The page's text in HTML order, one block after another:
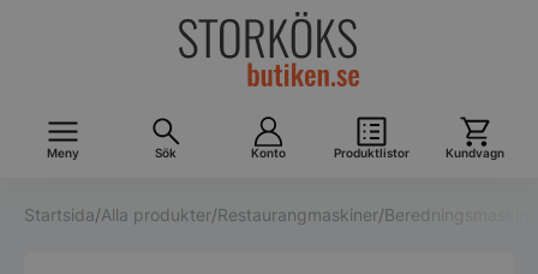
Meny Sök Konto Produktlistor Kundvagn
Startsida/Alla produkter/Restaurangmaskiner/